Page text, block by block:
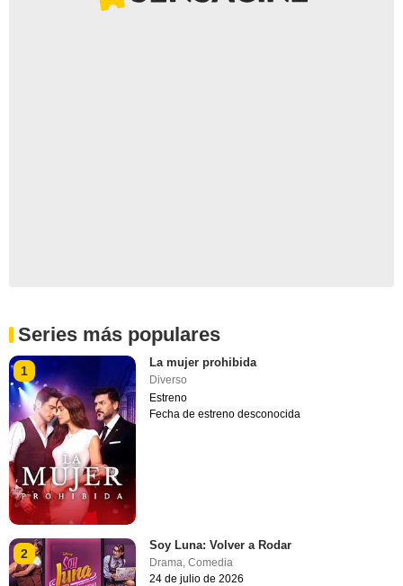
Series más populares
1
La mujer prohibida
Diverso
Estreno
Fecha de estreno desconocida
2
Soy Luna: Volver a Rodar
Drama,Comedia
24 de julio de 2026